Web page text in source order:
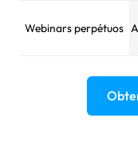
Webinars perpétuos